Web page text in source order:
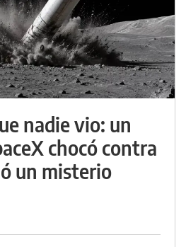
nadie vio: un
chocó contra
un misterio